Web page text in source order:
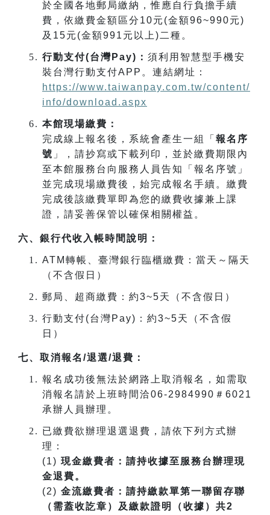
於全國各地郵局繳納，惟應自行負擔手續
費，依繳費金額區分 10元 (金額96~990元)
及 15元 (金額991 元以上 ) 二種。
行動支付(台灣 Pay) ： 須利用智慧型手機安
裝台灣行動支付APP 。連結網址：
https://www.taiwanpay.com.tw/content/
info/download.aspx
本館現場繳費：
完成線上報名後，系統會產生一組「 報名序
號 」，請抄寫或下載列印，並於繳費期限內
至本館服務台向服務人員告知「報名序號」
並完成現場繳費後，始完成報名手續。繳費
完成後該繳費單即為您的繳費收據兼上課
證，請妥善保管以確保相關權益。
六、銀行代收入帳時間說明：
ATM 轉帳、臺灣銀行臨櫃繳費：當天～隔天
（不含假日）
郵局、超商繳費：約3~5天（不含假日）
行動支付(台灣 Pay) ：約3~5天（不含假
日）
七、取消報名 /退選/退費：
報名成功後無法於網路上取消報名，如需取
消報名請於上班時間洽06-2984990 ＃ 6021
承辦人員辦理。
已繳費欲辦理退選退費，請依下列方式辦
理：
(1) 現金繳費者：請持收據至服務台辦理現
金退費。
(2) 金流繳費者：請持繳款單第一聯留存聯
（需蓋收訖章）及繳款證明（收據）共2